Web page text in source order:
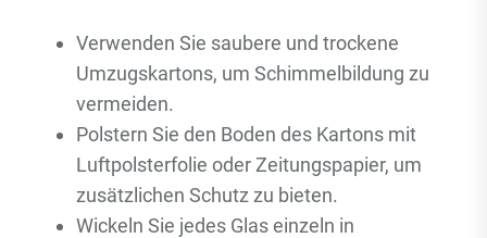
Verwenden Sie saubere und trockene
Umzugskartons, um Schimmelbildung zu
vermeiden.
Polstern Sie den Boden des Kartons mit
Luftpolsterfolie oder Zeitungspapier, um
zusätzlichen Schutz zu bieten.
Wickeln Sie jedes Glas einzeln in